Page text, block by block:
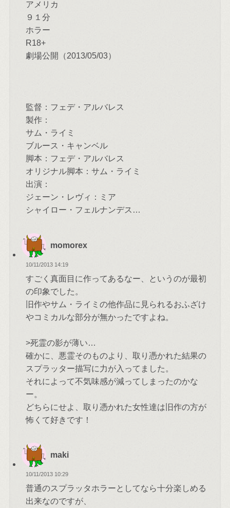
アメリカ
９１分
ホラー
R18+
劇場公開（2013/05/03）
監督：フェデ・アルバレス
製作：
サム・ライミ
ブルース・キャンベル
脚本：フェデ・アルバレス
オリジナル脚本：サム・ライミ
出演：
ジェーン・レヴィ：ミア
シャイロー・フェルナンデス…
momorex
10/11/2013 14:19
すごく真面目に作ってあるなー、というのが最初
の印象でした。
旧作やサム・ライミの他作品に見られるおふざけ
やコミカルな部分が無かったですよね。
>死霊の影が薄い…
確かに、悪霊そのものより、取り憑かれた結果の
スプラッター描写に力が入ってました。
それによって不気味感が減ってしまったのかな
ー。
どちらにせよ、取り憑かれた女性達は旧作の方が
怖くて好きです！
maki
10/11/2013 10:29
普通のスプラッタホラーとしてなら十分楽しめる
出来なのですが、